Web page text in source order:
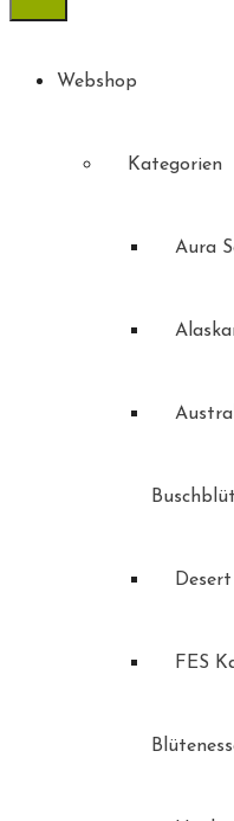
Webshop
Kategorien
Aura
FES